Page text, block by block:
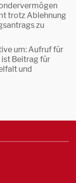
trotz Ablehnung
zu
um: Aufruf für
Beitrag für
und